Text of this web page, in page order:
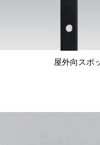
屋外向スポ